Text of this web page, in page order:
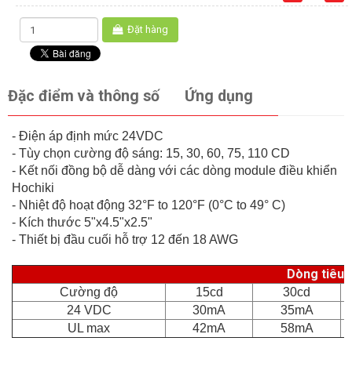
Đặt hàng
Đặc điểm và thông số Ứng dụng
- Điện áp định mức 24VDC
- Tùy chọn cường độ sáng: 15, 30, 60, 75, 110 CD
- Kết nối đồng bộ dễ dàng với các dòng module điều khiển
Hochiki
- Nhiệt độ hoạt động 32°F to 120°F (0°C to 49° C)
- Kích thước 5"x4.5"x2.5"
- Thiết bị đầu cuối hỗ trợ 12 đến 18 AWG
Dòng tiêu
Cường độ 15cd
30cd
24 VDC
30mA
35mA
UL max
42mA 58mA